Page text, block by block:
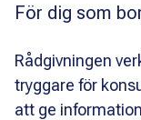
För dig som
Rådgivningen
tryggare för
att ge